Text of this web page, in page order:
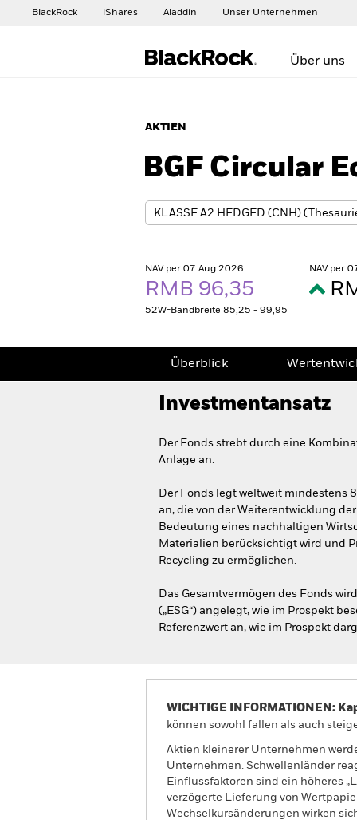
BlackRock iShares Aladdin Unser Unternehmen
Über uns
AKTIEN
BGF Circular
NAV per 07.Aug.2026
RMB 96,35
52W-Bandbreite 85,25 - 99,95
NAV per
Überblick
Investmentansatz
Der Fonds strebt durch eine
Anlage an.
Der Fonds legt weltweit mindestens
an, die von der Weiterentwicklung
Bedeutung eines nachhaltigen
Materialien berücksichtigt wird und
Recycling zu ermöglichen.
Das Gesamtvermögen des Fonds
(„ESG“) angelegt, wie im Prospekt
Referenzwert an, wie im Prospekt
WICHTIGE INFORMATIONEN:
können sowohl fallen als auch
Aktien kleinerer Unternehmen
Unternehmen. Schwellenländer
Einflussfaktoren sind ein höheres
verzögerte Lieferung von
Wechselkursänderungen wirken